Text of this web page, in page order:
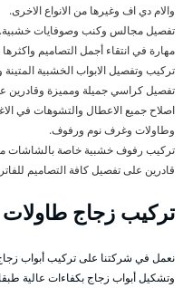
والام دي اف وغيرها من الانواع الاخرى.
تفصيل مجالس وكنب وصوفايات خشبية.
مهارة في انتقاء أجمل التصاميم واكثرها
تركيب وتفصيل الابواب الخشبية
تفصيل كراسي جميلة ومميزة
اصلاح جميع الاعطال والتشوهات في
وطاولات وغرف نوم ورفوف.
تركيب رفوف خشبية خاصة بالشاشات
قادرين على تفصيل كافة التصاميم
تركيب زجاج طاولات
نعمل في شركتنا على تركيب أبواب
وتشكيل أبواب زجاج بكفاءات عالية طبقا